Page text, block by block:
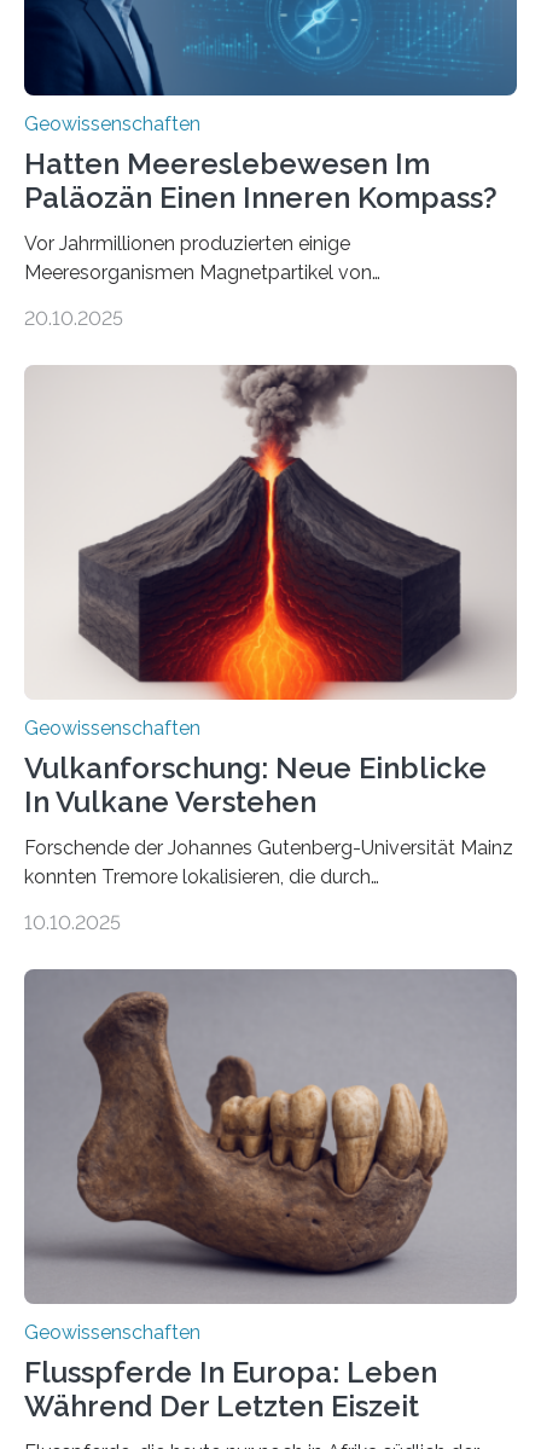
Geowissenschaften
Hatten Meereslebewesen Im
Paläozän Einen Inneren Kompass?
Vor Jahrmillionen produzierten einige
Meeresorganismen Magnetpartikel von
Sedimenten zu finden sind. Nun ist es einem
Domänen auf einem dieser „Riesenmagnetfossilien” mit
einer raffinierten Methode an der Diamond-
Röntgenquelle zu kartieren. Ihre Analyse zeigt, dass
diese Partikel es den Organismen ermöglicht haben
könnten, winzige Schwankungen sowohl in der
Richtung als auch in der Intensität des Erdmagnetfelds
wahrzunehmen. Dadurch konnten sie sich verorten und
über den Ozean navigieren. Vor einigen Jahren…
20.10.2025
Geowissenschaften
Vulkanforschung: Neue Einblicke
In Vulkane Verstehen
Forschende der Johannes Gutenberg-Universität Mainz
konnten Tremore lokalisieren, die durch
Vulkan? Was passiert in der Erde darunter? Wo
erzeugt durch Magma oder Gase, die sich durch
Schlote einen Weg nach oben bahnen? Jun.-Prof. Dr.
Miriam Christina Reiss, Vulkanseismologin an der
Johannes Gutenberg-Universität Mainz (JGU), und ihr
Team haben am Vulkan Oldoinyo Lengai in Tansania
solche Tremore lokalisiert. „Wir konnten die Tremore
nicht nur nachweisen, sondern ihren Ort in…
10.10.2025
Geowissenschaften
Flusspferde In Europa: Leben
Während Der Letzten Eiszeit